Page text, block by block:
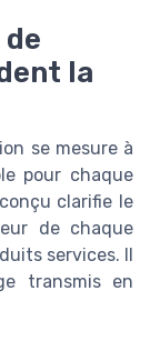
la
se mesure à
pour chaque
clarifie le
de chaque
services. Il
transmis en